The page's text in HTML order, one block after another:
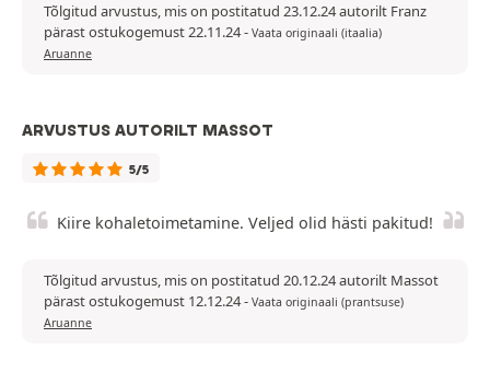
Tõlgitud arvustus, mis on postitatud 23.12.24 autorilt Franz
pärast ostukogemust 22.11.24- Vaata originaali (itaalia)
Aruanne
ARVUSTUS AUTORILT MASSOT
5/5
Kiire kohaletoimetamine. Veljed olid hästi pakitud!
Tõlgitud arvustus, mis on postitatud 20.12.24 autorilt Massot
pärast ostukogemust 12.12.24- Vaata originaali (prantsuse)
Aruanne